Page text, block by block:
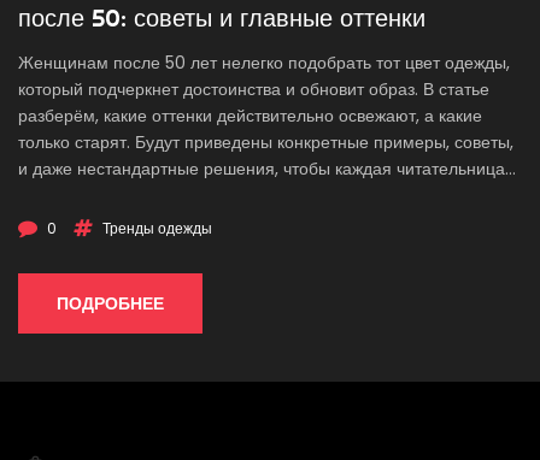
после 50: советы и главные оттенки
Женщинам после 50 лет нелегко подобрать тот цвет одежды,
который подчеркнет достоинства и обновит образ. В статье
разберём, какие оттенки действительно освежают, а какие
только старят. Будут приведены конкретные примеры, советы,
и даже нестандартные решения, чтобы каждая читательница
работают безотказно и почему стоит быть осторожнее с
каждый день.
0 Тренды одежды
ПОДРОБНЕЕ